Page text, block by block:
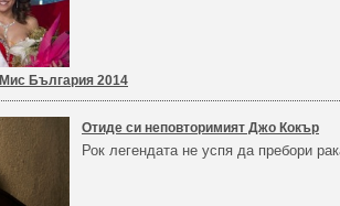
Мис България 2014
Отиде си неповторимият Джо Кокър
Рок легендата не успя да пребори